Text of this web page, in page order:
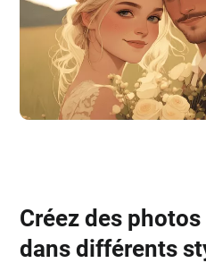
Créez des
dans différents